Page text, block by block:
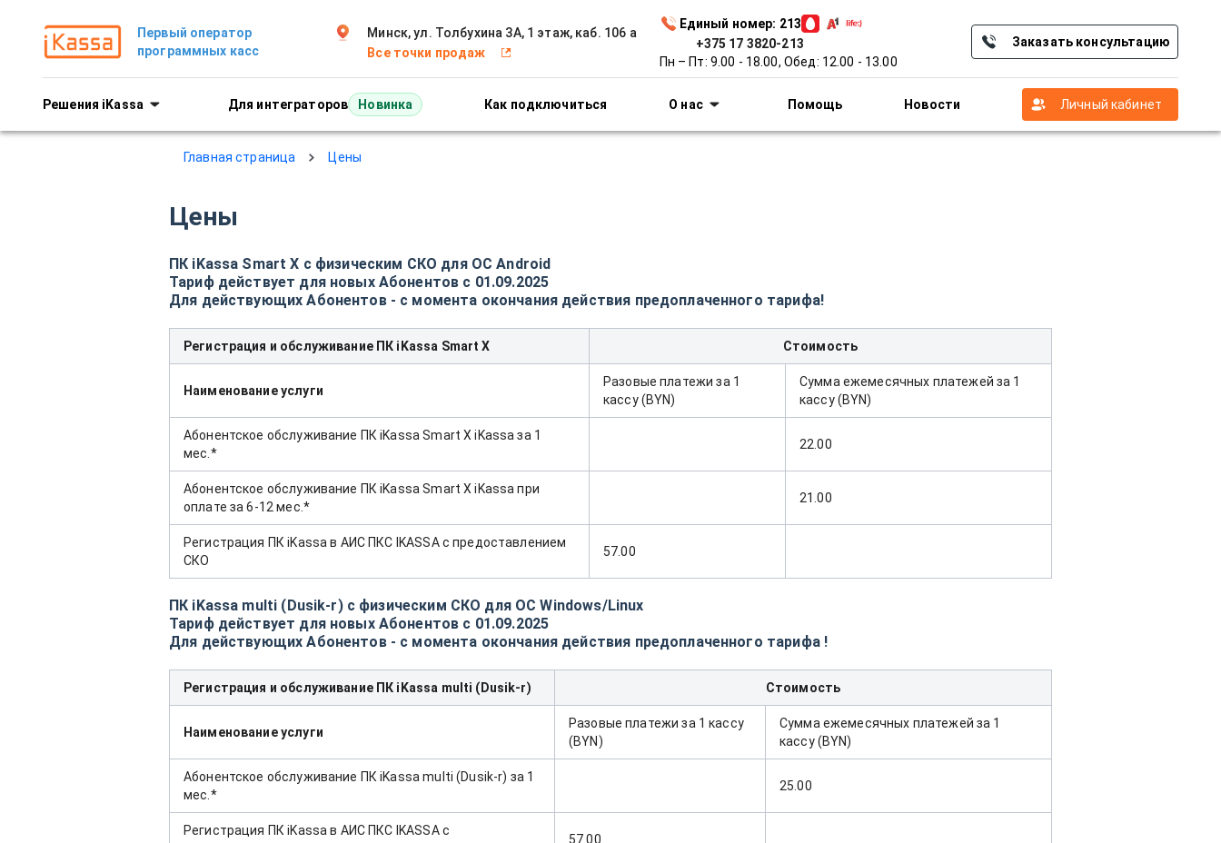
Первый оператор
программных касс
Минск, ул. Толбухина 3А, 1 этаж, каб. 106 а
Все точки продаж
Единый номер: 213
+375 17 3820-213
Пн – Пт: 9.00 - 18.00, Обед: 12.00 - 13.00
Заказать консультацию
Решения iKassa Для интеграторов Новинка Как подключиться О нас Помощь Новости Личный кабинет
Стоимость программной кассы iKassa
Главная страница Цены
Цены
ПК iKassa Smart X c физическим СКО для ОС Android
Тариф действует для новых Абонентов c 01.09.2025
Для действующих Абонентов - с момента окончания действия предоплаченного тарифа!
Регистрация и обслуживание ПК iKassa Smart X Стоимость
Наименование услуги
Разовые платежи за 1
кассу (BYN)
Сумма ежемесячных платежей за 1
кассу (BYN)
Абонентское обслуживание ПК iKassa Smart X iKassa за 1
мес.*
22.00
Абонентское обслуживание ПК iKassa Smart X iKassa при
оплате за 6-12 мес.*
21.00
Регистрация ПК iKassa в АИС ПКС IKASSA c предоставлением
СКО
57.00
ПК iKassa multi (Dusik-r) c физическим СКО для ОС Windows/Linux
Тариф действует для новых Абонентов c 01.09.2025
Для действующих Абонентов - с момента окончания действия предоплаченного тарифа !
Регистрация и обслуживание ПК iKassa multi (Dusik-r) Стоимость
Наименование услуги
Разовые платежи за 1 кассу
(BYN)
Сумма ежемесячных платежей за 1
кассу (BYN)
Абонентское обслуживание ПК iKassa multi (Dusik-r) за 1
мес.*
25.00
Регистрация ПК iKassa в АИС ПКС IKASSA c
57.00